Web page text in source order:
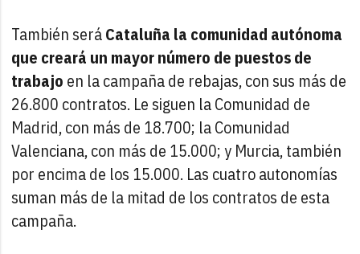
También seráCataluña la comunidad autónoma
que creará un mayor número de puestos de
trabajo en la campaña de rebajas, con sus más de
26.800 contratos. Le siguen la Comunidad de
Madrid, con más de 18.700; la Comunidad
Valenciana, con más de 15.000; y Murcia, también
por encima de los 15.000. Las cuatro autonomías
suman más de la mitad de los contratos de esta
campaña.